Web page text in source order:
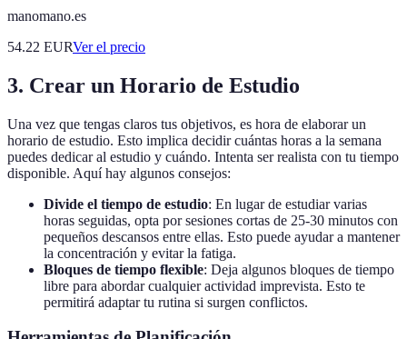
manomano.es
54.22 EURVer el precio
3. Crear un Horario de Estudio
Una vez que tengas claros tus objetivos, es hora de elaborar un
horario de estudio. Esto implica decidir cuántas horas a la semana
puedes dedicar al estudio y cuándo. Intenta ser realista con tu tiempo
disponible. Aquí hay algunos consejos:
Divide el tiempo de estudio: En lugar de estudiar varias
horas seguidas, opta por sesiones cortas de 25-30 minutos con
pequeños descansos entre ellas. Esto puede ayudar a mantener
la concentración y evitar la fatiga.
Bloques de tiempo flexible: Deja algunos bloques de tiempo
libre para abordar cualquier actividad imprevista. Esto te
permitirá adaptar tu rutina si surgen conflictos.